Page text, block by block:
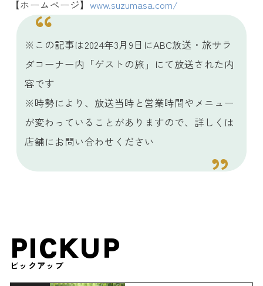
【ホームページ】 www.suzumasa.com/
※この記事は2024年3月9日にABC放送・旅サラ
ダコーナー内「ゲストの旅」にて放送された内
容です
※時勢により、放送当時と営業時間やメニュー
が変わっていることがありますので、詳しくは
店舗にお問い合わせください
PICKUP
ピックアップ